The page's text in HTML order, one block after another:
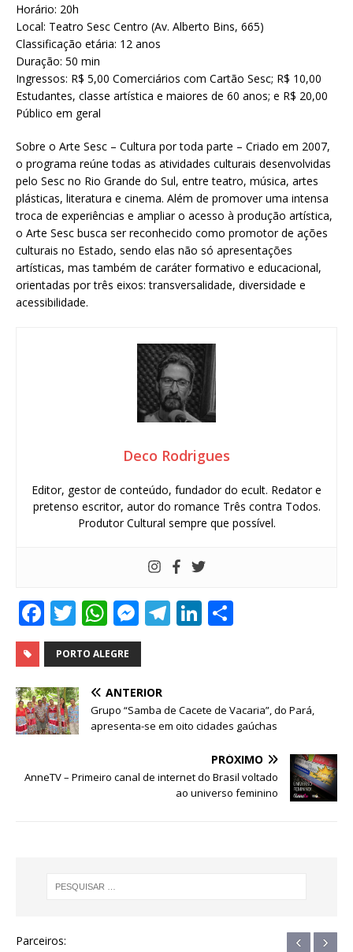
Horário: 20h
Local: Teatro Sesc Centro (Av. Alberto Bins, 665)
Classificação etária: 12 anos
Duração: 50 min
Ingressos: R$ 5,00 Comerciários com Cartão Sesc; R$ 10,00
Estudantes, classe artística e maiores de 60 anos; e R$ 20,00
Público em geral
Sobre o Arte Sesc – Cultura por toda parte – Criado em 2007,
o programa reúne todas as atividades culturais desenvolvidas
pelo Sesc no Rio Grande do Sul, entre teatro, música, artes
plásticas, literatura e cinema. Além de promover uma intensa
troca de experiências e ampliar o acesso à produção artística,
o Arte Sesc busca ser reconhecido como promotor de ações
culturais no Estado, sendo elas não só apresentações
artísticas, mas também de caráter formativo e educacional,
orientadas por três eixos: transversalidade, diversidade e
acessibilidade.
Deco Rodrigues
Editor, gestor de conteúdo, fundador do ecult. Redator e
pretenso escritor, autor do romance Três contra Todos.
Produtor Cultural sempre que possível.
F
a
c
e
b
o
k
T
w
it
te
r
W
h
at
s
A
p
M
e
ss
e
n
g
e
r
T
ra
m
Li
dI
n
PORTO ALEGRE
ANTERIOR
Grupo “Samba de Cacete de Vacaria”, do Pará,
apresenta-se em oito cidades gaúchas
PRÓXIMO
AnneTV – Primeiro canal de internet do Brasil voltado
ao universo feminino
Parceiros: ‹ ›